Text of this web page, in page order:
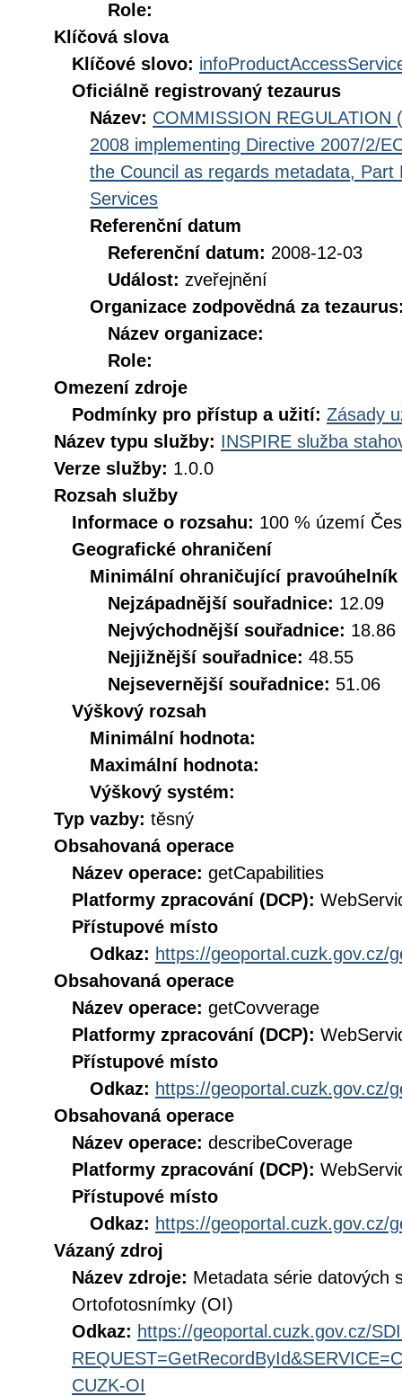
Role:
Klíčová slova
Klíčové slovo:
Oficiálně registrovaný tezaurus
Název: COMMISSION REGULATION
2008 implementing Directive 2007/2/
the Council as regards metadata,
Services
Referenční datum
Referenční datum: 2008-12-03
Událost: zveřejnění
Organizace zodpovědná za
Název organizace:
Role:
Omezení zdroje
Podmínky pro přístup a užití: Zásady
Název typu služby: INSPIRE služba
Verze služby: 1.0.0
Rozsah služby
Informace o rozsahu: 100 % území
Geografické ohraničení
Minimální ohraničující pravoúhelník
Nejzápadnější souřadnice: 12.09
Nejvýchodnější souřadnice: 18.86
Nejjižnější souřadnice: 48.55
Nejsevernější souřadnice: 51.06
Výškový rozsah
Minimální hodnota:
Maximální hodnota:
Výškový systém:
Typ vazby: těsný
Obsahovaná operace
Název operace: getCapabilities
Platformy zpracování (DCP):
Přístupové místo
Odkaz: https://geoportal.cuzk.gov.cz/
Obsahovaná operace
Název operace: getCovverage
Platformy zpracování (DCP):
Přístupové místo
Odkaz: https://geoportal.cuzk.gov.cz/
Obsahovaná operace
Název operace: describeCoverage
Platformy zpracování (DCP):
Přístupové místo
Odkaz: https://geoportal.cuzk.gov.cz/
Vázaný zdroj
Název zdroje: Metadata série datových
Ortofotosnímky (OI)
Odkaz: https://geoportal.cuzk.gov.cz/
CUZK-OI